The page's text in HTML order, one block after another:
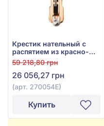
Крестик нательный с
распятием из красно-
белого золота 585° с
фианитом, кубическим
цирконием и чёрной
эмалью, арт. 270054Е
59 218,80 грн
26 056,27 грн
(арт. 270054Е)
Купить